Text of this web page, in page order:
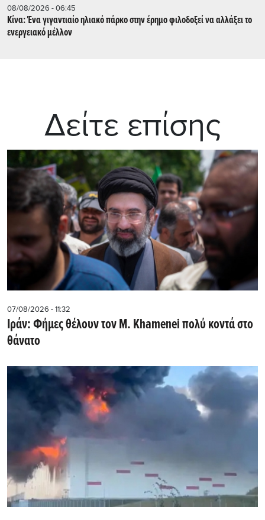
08/08/2026 - 06:45
Κίνα: Ένα γιγαντιαίο ηλιακό πάρκο στην έρημο φιλοδοξεί να αλλάξει το
ενεργειακό μέλλον
Δείτε επίσης
07/08/2026 - 11:32
Ιράν: Φήμες θέλουν τον Μ. Khamenei πολύ κοντά στο
θάνατο